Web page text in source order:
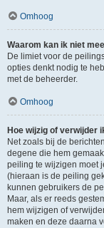
Omhoog
Waarom kan ik niet
De limiet voor de
opties denkt nodig te
met de beheerder.
Omhoog
Hoe wijzig of verwijder
Net zoals bij de
degene die hem
peiling te wijzigen moet
(hieraan is de peiling
kunnen gebruikers de
Maar, als er reeds
hem wijzigen of
maken en deze daarna